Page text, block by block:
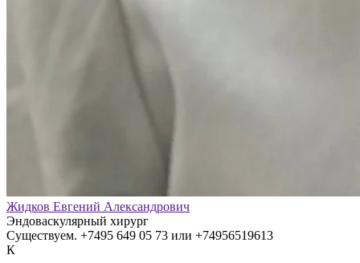
Жидков Евгений Александрович
Эндоваскулярный хирург
Существуем. +7495 649 05 73 или +74956519613
К